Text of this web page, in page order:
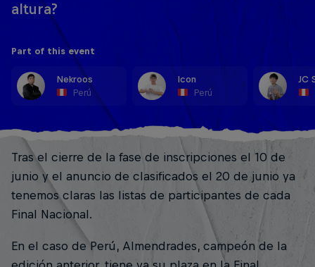
altura?
Part of this event
Nekroos
Perú
Icon
Perú
JC
Tras el cierre de la fase de inscripciones el 10 de
junio y el anuncio de clasificados el 20 de junio ya
tenemos claras las listas de participantes de cada
Final Nacional.
En el caso de Perú, Almendrades, campeón de la